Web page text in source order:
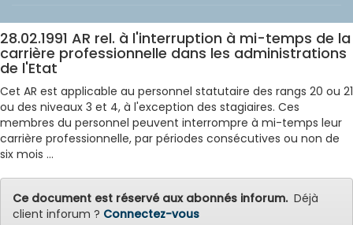
28.02.1991 AR rel. à l'interruption à mi-temps de la
carrière professionnelle dans les administrations
de l'Etat
Cet AR est applicable au personnel statutaire des rangs 20 ou 21
ou des niveaux 3 et 4, à l'exception des stagiaires. Ces
membres du personnel peuvent interrompre à mi-temps leur
carrière professionnelle, par périodes consécutives ou non de
six mois ...
Ce document est réservé aux abonnés inforum.Déjà
client inforum ? Connectez-vous